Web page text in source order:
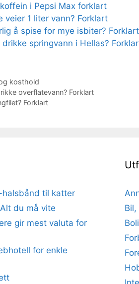
i Pepsi Max forklart
veier 1 liter vann? Forklart
å spise for mye isbiter? Forklart
drikke springvann i Hellas?
kosthold
overflatevann? Forklart
Forklart
halsbånd til katter
du må vite
gir mest valuta for
for enkle